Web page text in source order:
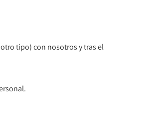
tipo) con nosotros y tras el